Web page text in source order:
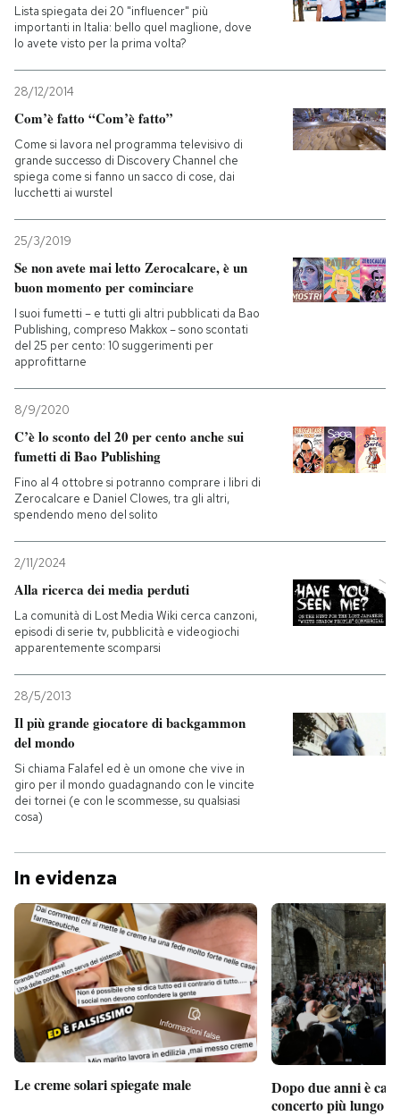
Lista spiegata dei 20 "influencer" più
importanti in Italia: bello quel maglione, dove
lo avete visto per la prima volta?
28/12/2014
Com’è fatto “Com’è fatto”
Come si lavora nel programma televisivo di
grande successo di Discovery Channel che
spiega come si fanno un sacco di cose, dai
lucchetti ai wurstel
25/3/2019
Se non avete mai letto Zerocalcare, è un
buon momento per cominciare
I suoi fumetti – e tutti gli altri pubblicati da Bao
Publishing, compreso Makkox – sono scontati
del 25 per cento: 10 suggerimenti per
approfittarne
8/9/2020
C’è lo sconto del 20 per cento anche sui
fumetti di Bao Publishing
Fino al 4 ottobre si potranno comprare i libri di
Zerocalcare e Daniel Clowes, tra gli altri,
spendendo meno del solito
2/11/2024
Alla ricerca dei media perduti
La comunità di Lost Media Wiki cerca canzoni,
episodi di serie tv, pubblicità e videogiochi
apparentemente scomparsi
28/5/2013
Il più grande giocatore di backgammon
del mondo
Si chiama Falafel ed è un omone che vive in
giro per il mondo guadagnando con le vincite
dei tornei (e con le scommesse, su qualsiasi
cosa)
In evidenza
Le creme solari spiegate male
Dopo due anni è
concerto più lungo